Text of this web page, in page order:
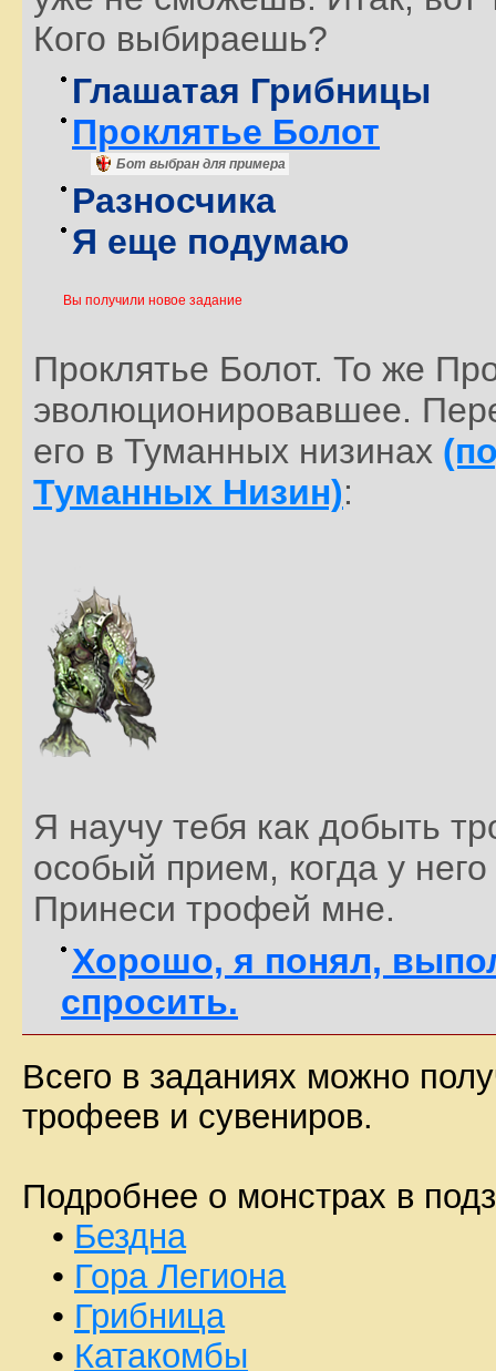
Кого выбираешь?
Глашатая Грибницы
Проклятье Болот
Бот выбран для примера
Разносчика
Я еще подумаю
Вы получили новое задание
Проклятье Болот. То же
эволюционировавшее.
его в Туманных низинах
Туманных Низин):
Я научу тебя как добыть
особый прием, когда у
Принеси трофей мне.
Хорошо, я понял,
спросить.
Всего в заданиях можно
трофеев и сувениров.
Подробнее о монстрах в
• Бездна
• Гора Легиона
• Грибница
• Катакомбы